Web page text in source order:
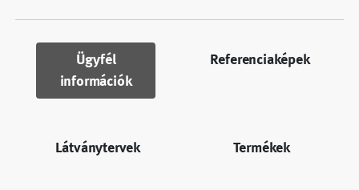
Ügyfél
információk
Referenciaképek
Látványtervek Termékek